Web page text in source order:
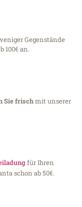
Gegenstände
100€ an.
Sie frischmit unserer
für Ihren
schon ab 50€.